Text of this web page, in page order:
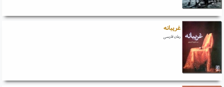
غریبانه
رمان فارسی